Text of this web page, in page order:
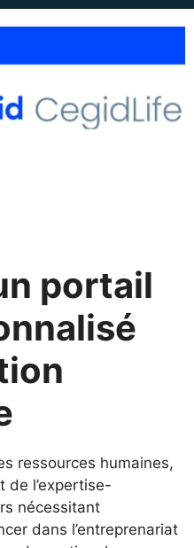
portail
ressources humaines,
de l’expertise-
nécessitant
dans l’entreprenariat